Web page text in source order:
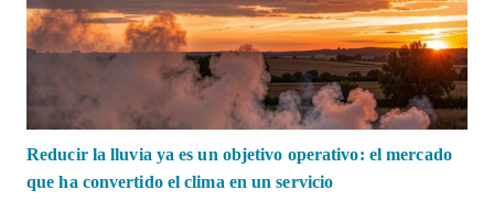
Reducir la lluvia ya es un objetivo operativo: el mercado
que ha convertido el clima en un servicio